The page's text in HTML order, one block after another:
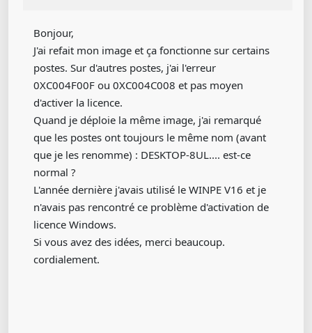
Bonjour,
J'ai refait mon image et ça fonctionne sur certains
postes. Sur d'autres postes, j'ai l'erreur
0XC004F00F ou 0XC004C008 et pas moyen
d'activer la licence.
Quand je déploie la même image, j'ai remarqué
que les postes ont toujours le même nom (avant
que je les renomme) : DESKTOP-8UL.... est-ce
normal ?
L'année dernière j'avais utilisé le WINPE V16 et je
n'avais pas rencontré ce problème d'activation de
licence Windows.
Si vous avez des idées, merci beaucoup.
cordialement.